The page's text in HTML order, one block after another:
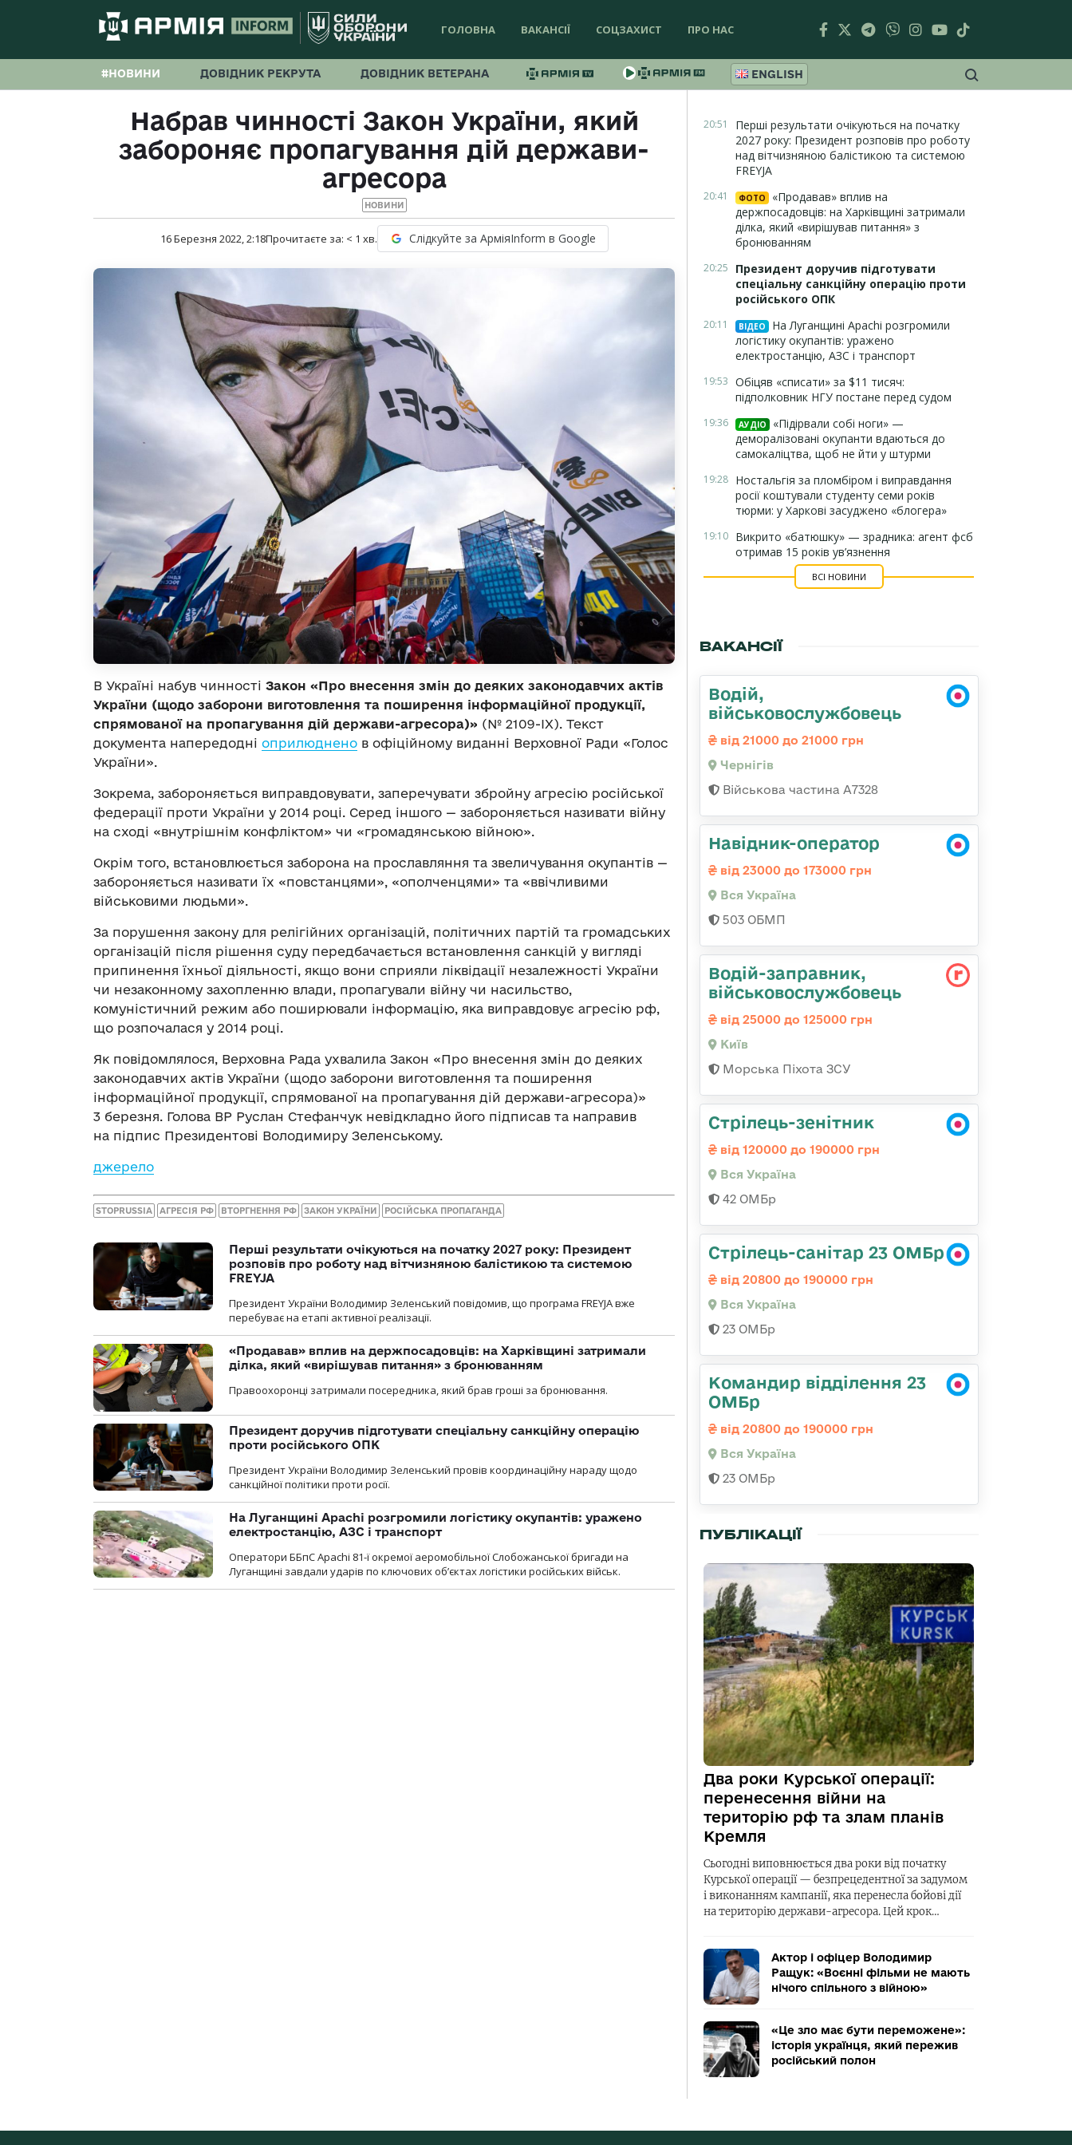
ГОЛОВНА ВАКАНСІЇ СОЦЗАХИСТ ПРО НАС
#НОВИНИ ДОВІДНИК РЕКРУТА ДОВІДНИК ВЕТЕРАНА ENGLISH
Набрав чинності Закон України, який
забороняє пропагування дій держави-
агресора
НОВИНИ
16 Березня 2022, 2:18Прочитаєте за: < 1 хв. Слідкуйте за АрміяInform в Google
В Україні набув чинності Закон «Про внесення змін до деяких законодавчих актів
України (щодо заборони виготовлення та поширення інформаційної продукції,
спрямованої на пропагування дій держави-агресора)» (№ 2109-ІХ). Текст
документа напередодні оприлюднено в офіційному виданні Верховної Ради «Голос
України».
Зокрема, забороняється виправдовувати, заперечувати збройну агресію російської
федерації проти України у 2014 році. Серед іншого — забороняється називати війну
на сході «внутрішнім конфліктом» чи «громадянською війною».
Окрім того, встановлюється заборона на прославляння та звеличування окупантів —
забороняється називати їх «повстанцями», «ополченцями» та «ввічливими
військовими людьми».
За порушення закону для релігійних організацій, політичних партій та громадських
організацій після рішення суду передбачається встановлення санкцій у вигляді
припинення їхньої діяльності, якщо вони сприяли ліквідації незалежності України
чи незаконному захопленню влади, пропагували війну чи насильство,
комуністичний режим або поширювали інформацію, яка виправдовує агресію рф,
що розпочалася у 2014 році.
Як повідомлялося, Верховна Рада ухвалила Закон «Про внесення змін до деяких
законодавчих актів України (щодо заборони виготовлення та поширення
інформаційної продукції, спрямованої на пропагування дій держави-агресора)»
3 березня. Голова ВР Руслан Стефанчук невідкладно його підписав та направив
на підпис Президентові Володимиру Зеленському.
джерело
STOPRUSSIA АГРЕСІЯ РФ ВТОРГНЕННЯ РФ ЗАКОН УКРАЇНИ РОСІЙСЬКА ПРОПАГАНДА
Перші результати очікуються на початку 2027 року: Президент
розповів про роботу над вітчизняною балістикою та системою
FREYJA
Президент України Володимир Зеленський повідомив, що програма FREYJA вже
перебуває на етапі активної реалізації.
«Продавав» вплив на держпосадовців: на Харківщині затримали
ділка, який «вирішував питання» з бронюванням
Правоохоронці затримали посередника, який брав гроші за бронювання.
Президент доручив підготувати спеціальну санкційну операцію
проти російського ОПК
Президент України Володимир Зеленський провів координаційну нараду щодо
санкційної політики проти росії.
На Луганщині Apachi розгромили логістику окупантів: уражено
електростанцію, АЗС і транспорт
Оператори ББпС Apachi 81-ї окремої аеромобільної Слобожанської бригади на
Луганщині завдали ударів по ключових об’єктах логістики російських військ.
20:51
Перші результати очікуються на початку
2027 року: Президент розповів про роботу
над вітчизняною балістикою та системою
FREYJA
20:41 ФОТО
«Продавав» вплив на
держпосадовців: на Харківщині затримали
ділка, який «вирішував питання» з
бронюванням
20:25
Президент доручив підготувати
спеціальну санкційну операцію проти
російського ОПК
20:11 ВІДЕО
На Луганщині Apachi розгромили
логістику окупантів: уражено
електростанцію, АЗС і транспорт
19:53 Обіцяв «списати» за $11 тисяч:
підполковник НГУ постане перед судом
19:36 АУДІО
«Підірвали собі ноги» —
деморалізовані окупанти вдаються до
самокаліцтва, щоб не йти у штурми
19:28 Ностальгія за пломбіром і виправдання
росії коштували студенту семи років
тюрми: у Харкові засуджено «блогера»
19:10 Викрито «батюшку» — зрадника: агент фсб
отримав 15 років ув’язнення
ВСІ НОВИНИ
ВАКАНСІЇ
Водій,
військовослужбовець
від 21000 до 21000 грн
Чернігів
Військова частина А7328
Навідник-оператор
від 23000 до 173000 грн
Вся Україна
503 ОБМП
Водій-заправник,
військовослужбовець
від 25000 до 125000 грн
Київ
Морська Піхота ЗСУ
Стрілець-зенітник
від 120000 до 190000 грн
Вся Україна
42 ОМБр
Стрілець-санітар 23 ОМБр
від 20800 до 190000 грн
Вся Україна
23 ОМБр
Командир відділення 23
ОМБр
від 20800 до 190000 грн
Вся Україна
23 ОМБр
ПУБЛІКАЦІЇ
Два роки Курської операції:
перенесення війни на
територію рф та злам планів
Кремля
Сьогодні виповнюється два роки від початку
Курської операції — безпрецедентної за задумом
і виконанням кампанії, яка перенесла бойові дії
на територію держави-агресора. Цей крок…
Актор і офіцер Володимир
Ращук: «Воєнні фільми не мають
нічого спільного з війною»
«Це зло має бути переможене»:
історія українця, який пережив
російський полон